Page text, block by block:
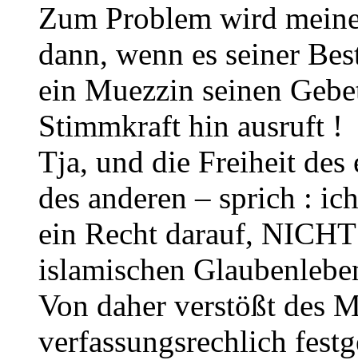
Zum Problem wird
dann, wenn es seiner
ein Muezzin seinen
Stimmkraft hin ausruft !
Tja, und die Freiheit
des anderen – sprich :
ein Recht darauf,
islamischen
Von daher verstößt des
verfassungsrechlich